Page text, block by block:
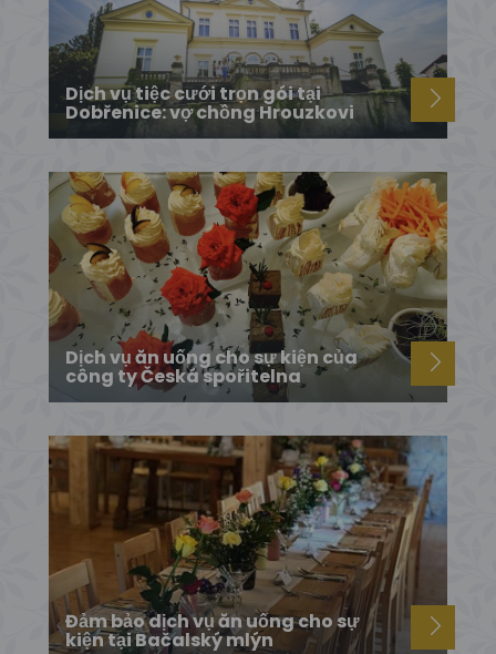
Dịch vụ tiệc cưới trọn gói tại
Dobřenice: vợ chồng Hrouzkovi
Dịch vụ ăn uống cho sự kiện của
công ty Česká spořitelna
Đảm bảo dịch vụ ăn uống cho sự
kiện tại Bačalský mlýn